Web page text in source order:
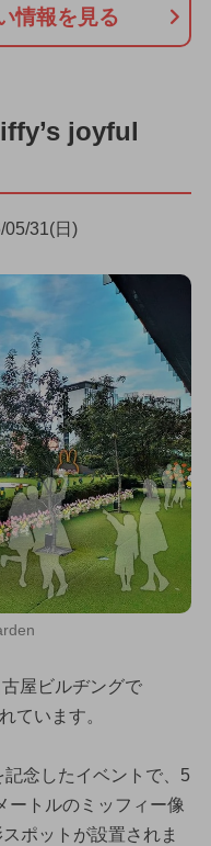
情報を見る
joyful
05/31(日)
屋ビルヂングで
ています。
念したイベントで、5
ートルのミッフィー像
ポットが設置されま